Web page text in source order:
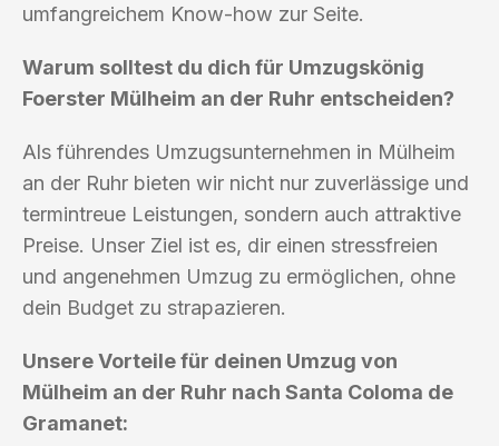
umfangreichem Know-how zur Seite.
Warum solltest du dich für Umzugskönig
Foerster Mülheim an der Ruhr entscheiden?
Als führendes Umzugsunternehmen in Mülheim
an der Ruhr bieten wir nicht nur zuverlässige und
termintreue Leistungen, sondern auch attraktive
Preise. Unser Ziel ist es, dir einen stressfreien
und angenehmen Umzug zu ermöglichen, ohne
dein Budget zu strapazieren.
Unsere Vorteile für deinen Umzug von
Mülheim an der Ruhr nach Santa Coloma de
Gramanet: